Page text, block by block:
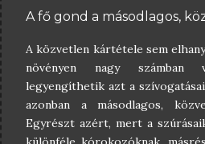
A fő gond a másodlagos,
A közvetlen kártétele sem
növényen nagy számban
legyengíthetik azt a
azonban a másodlagos,
Egyrészt azért, mert a